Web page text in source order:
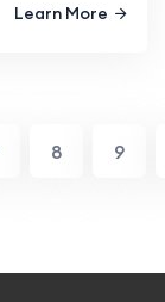
Learn More
8 9